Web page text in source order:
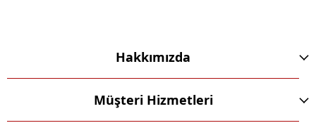
Hakkımızda
Müşteri Hizmetleri